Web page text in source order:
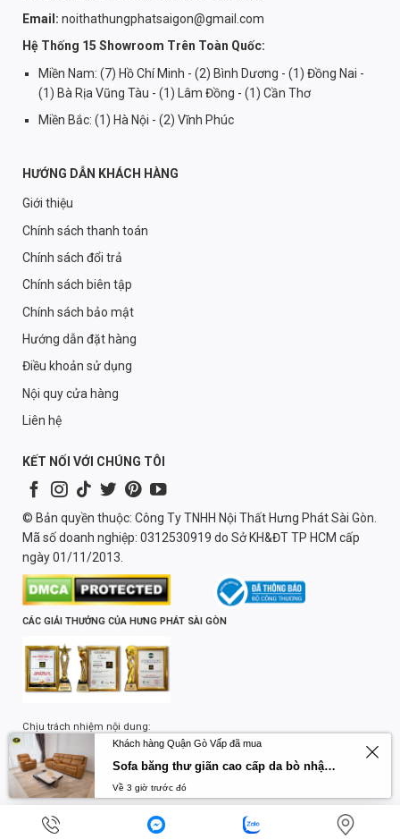
Email: noithathungphatsaigon@gmail.com
Hệ Thống 15 Showroom Trên Toàn Quốc:
Miền Nam: (7) Hồ Chí Minh - (2) Bình Dương - (1) Đồng Nai -
(1) Bà Rịa Vũng Tàu - (1) Lâm Đồng - (1) Cần Thơ
Miền Bắc: (1) Hà Nội - (2) Vĩnh Phúc
HƯỚNG DẪN KHÁCH HÀNG
Giới thiệu
Chính sách thanh toán
Chính sách đổi trả
Chính sách biên tập
Chính sách bảo mật
Hướng dẫn đặt hàng
Điều khoản sử dụng
Nội quy cửa hàng
Liên hệ
KẾT NỐI VỚI CHÚNG TÔI
© Bản quyền thuộc: Công Ty TNHH Nội Thất Hưng Phát Sài Gòn.
Mã số doanh nghiệp: 0312530919 do Sở KH&ĐT TP HCM cấp
ngày 01/11/2013.
CÁC GIẢI THƯỞNG CỦA HƯNG PHÁT SÀI GÒN
Chịu trách nhiệm nội dung:
Lương Quốc TrườngKhách hàng Quận Gò Vấp đã mua
Sofa băng thư giãn cao cấp da bò nhập khẩu Primo U70797HM
Về 3 giờ trước đó